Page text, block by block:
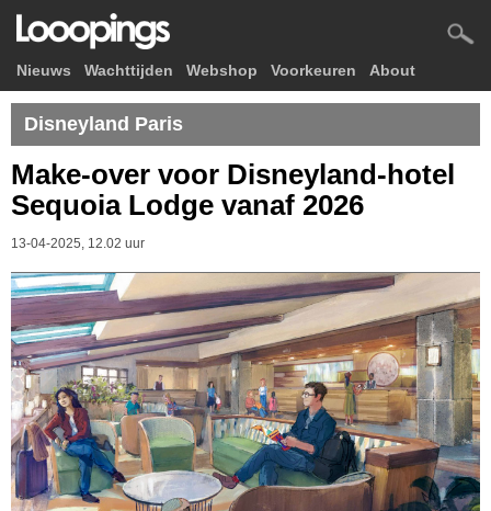
Nieuws Wachttijden Webshop Voorkeuren About
Disneyland Paris
Make-over voor Disneyland-hotel
Sequoia Lodge vanaf 2026
13-04-2025, 12.02 uur